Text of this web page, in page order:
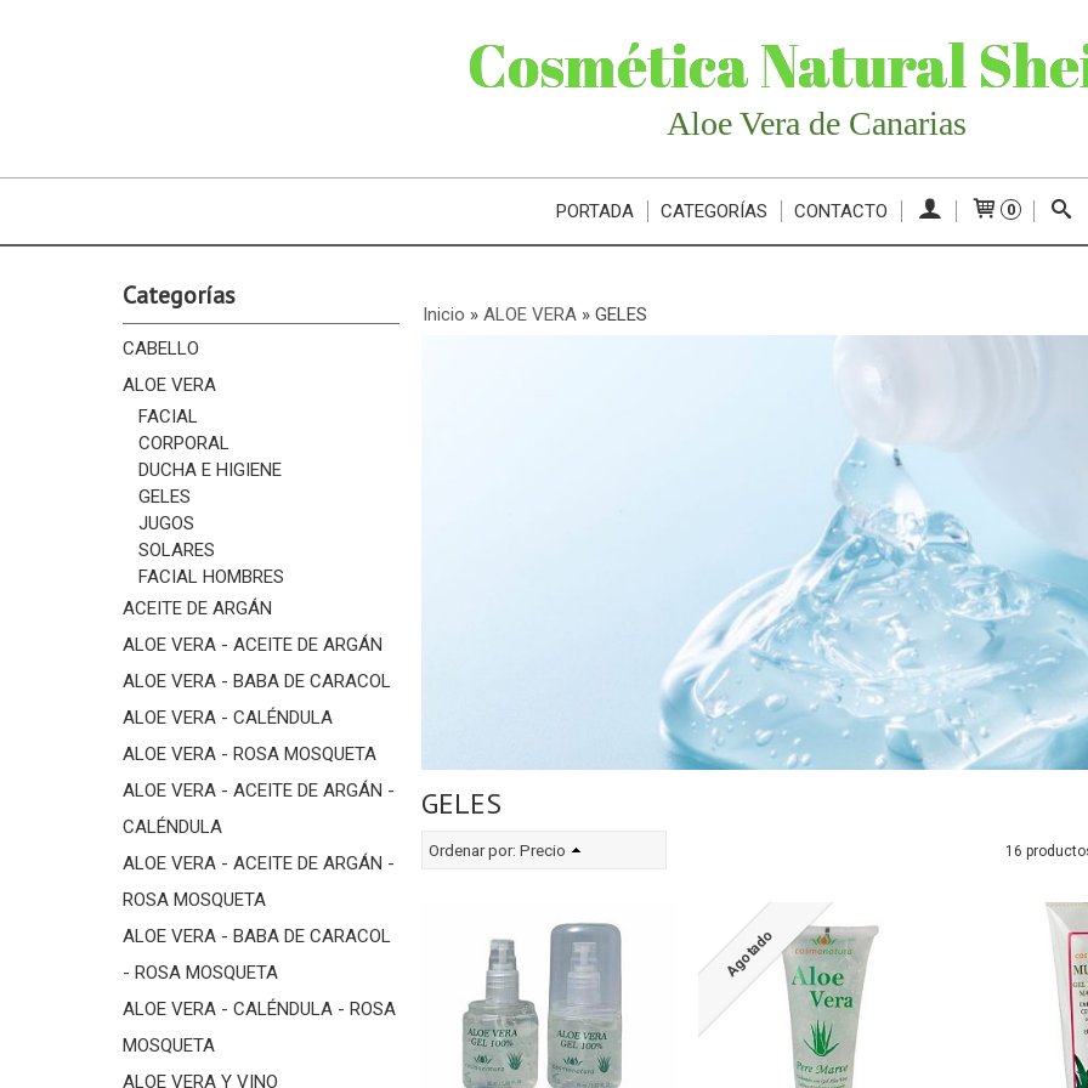
Cosmética Natural
Aloe Vera de Canarias
PORTADA CATEGORÍAS CONTACTO 0
Categorías
CABELLO
ALOE VERA
FACIAL
CORPORAL
DUCHA E HIGIENE
GELES
JUGOS
SOLARES
FACIAL HOMBRES
ACEITE DE ARGÁN
ALOE VERA - ACEITE DE ARGÁN
ALOE VERA - BABA DE CARACOL
ALOE VERA - CALÉNDULA
ALOE VERA - ROSA MOSQUETA
ALOE VERA - ACEITE DE ARGÁN -
CALÉNDULA
ALOE VERA - ACEITE DE ARGÁN -
ROSA MOSQUETA
ALOE VERA - BABA DE CARACOL
- ROSA MOSQUETA
ALOE VERA - CALÉNDULA - ROSA
MOSQUETA
ALOE VERA Y VINO
Inicio » ALOE VERA» GELES
GELES
Ordenar por: Precio 16
Agotado